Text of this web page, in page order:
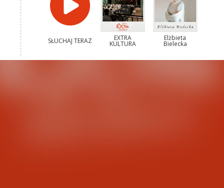
SŁUCHAJ TERAZ EXTRA
KULTURA
Elżbieta
Bielecka